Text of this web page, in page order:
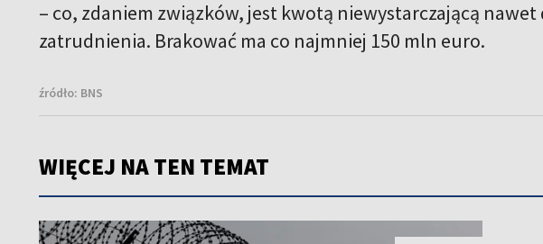
– co, zdaniem związków, jest kwotą niewystarczającą
zatrudnienia. Brakować ma co najmniej 150 mln euro.
źródło: BNS
WIĘCEJ NA TEN TEMAT